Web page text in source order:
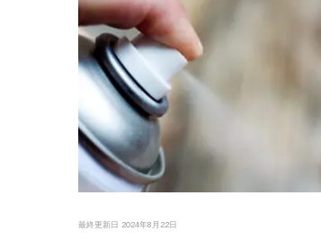
最終更新日 2024年8月22日